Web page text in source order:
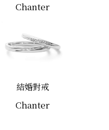
Chanter
結婚對戒
Chanter